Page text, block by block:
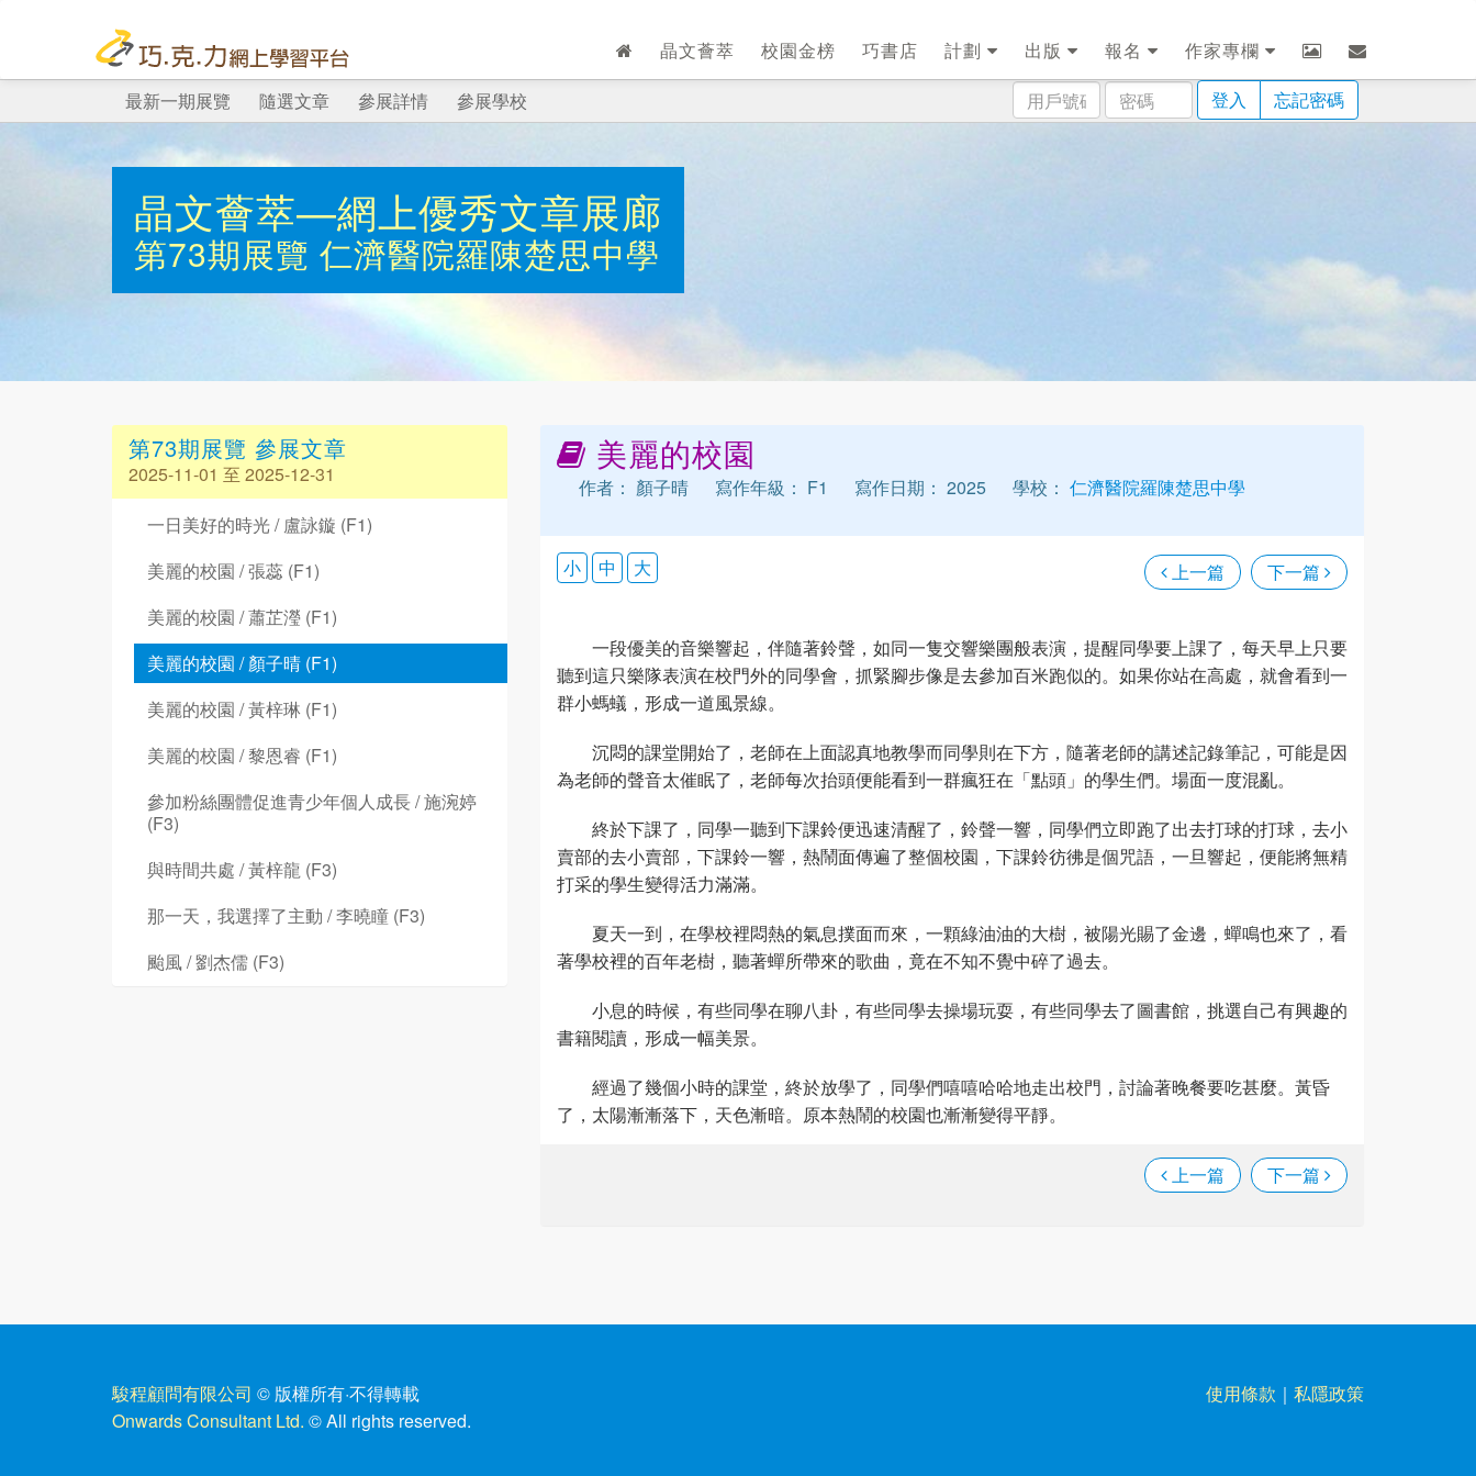
晶文薈萃 校園金榜 巧書店 計劃 出版 報名
作家專欄
用
戶
密
碼
登入 忘記密碼
最新一期展覽 隨選文章 參展詳情 參展學校
晶文薈萃—網上優秀文章展廊
第73期展覽 仁濟醫院羅陳楚思中學
第73期展覽 參展文章
2025-11-01 至 2025-12-31
一日美好的時光 / 盧詠鏇 (F1)
美麗的校園 / 張蕊 (F1)
美麗的校園 / 蕭芷瀅 (F1)
美麗的校園 / 顏子晴 (F1)
美麗的校園 / 黃梓琳 (F1)
美麗的校園 / 黎恩睿 (F1)
參加粉絲團體促進青少年個人成長 / 施涴婷
(F3)
與時間共處 / 黃梓龍 (F3)
那一天，我選擇了主動 / 李曉瞳 (F3)
颱風 / 劉杰儒 (F3)
美麗的校園
作者： 顏子晴 寫作年級： F1 寫作日期： 2025 學校： 仁濟醫院羅陳楚思中學
上一篇 下一篇
小 中 大
一段優美的音樂響起，伴隨著鈴聲，如同一隻交響樂團般表演，提醒同學要上課了，每天早上只要
聽到這只樂隊表演在校門外的同學會，抓緊腳步像是去參加百米跑似的。如果你站在高處，就會看到一
群小螞蟻，形成一道風景線。
沉悶的課堂開始了，老師在上面認真地教學而同學則在下方，隨著老師的講述記錄筆記，可能是因
為老師的聲音太催眠了，老師每次抬頭便能看到一群瘋狂在「點頭」的學生們。場面一度混亂。
終於下課了，同學一聽到下課鈴便迅速清醒了，鈴聲一響，同學們立即跑了出去打球的打球，去小
賣部的去小賣部，下課鈴一響，熱鬧面傳遍了整個校園，下課鈴彷彿是個咒語，一旦響起，便能將無精
打采的學生變得活力滿滿。
夏天一到，在學校裡悶熱的氣息撲面而來，一顆綠油油的大樹，被陽光賜了金邊，蟬鳴也來了，看
著學校裡的百年老樹，聽著蟬所帶來的歌曲，竟在不知不覺中碎了過去。
小息的時候，有些同學在聊八卦，有些同學去操場玩耍，有些同學去了圖書館，挑選自己有興趣的
書籍閱讀，形成一幅美景。
經過了幾個小時的課堂，終於放學了，同學們嘻嘻哈哈地走出校門，討論著晚餐要吃甚麼。黃昏
了，太陽漸漸落下，天色漸暗。原本熱鬧的校園也漸漸變得平靜。
上一篇 下一篇
駿程顧問有限公司 © 版權所有·不得轉載
Onwards Consultant Ltd. © All rights reserved.
使用條款 ｜ 私隱政策